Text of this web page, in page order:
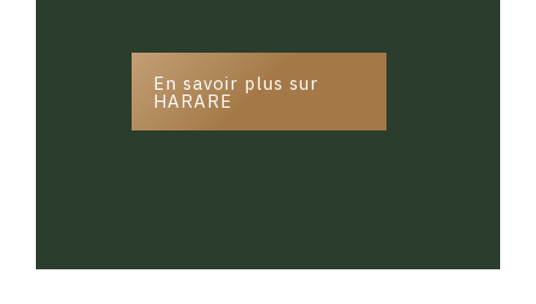
En savoir plus sur
HARARE